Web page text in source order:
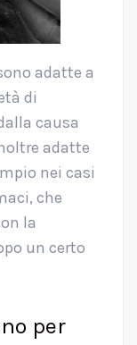
adatte a
di
causa
adatte
nei casi
che
la
un certo
per